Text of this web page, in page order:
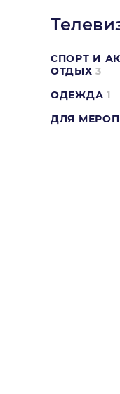
СПОРТ И
ОТДЫХ 3
ОДЕЖДА 1
ДЛЯ